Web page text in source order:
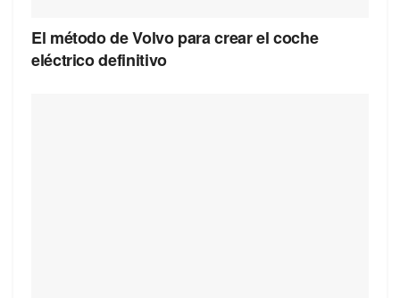
El método de Volvo para crear el coche
eléctrico definitivo